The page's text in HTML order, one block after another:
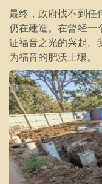
最终，政府找不到任
仍在建造。在曾经一
证福音之光的兴起。
为福音的肥沃土壤。